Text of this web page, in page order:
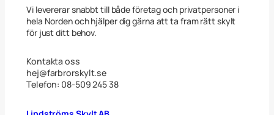
å
p
a
k
y
k
l
Vi levererar snabbt till både företag och privatpersoner i
hela Norden och hjälper dig gärna att ta fram rätt skylt
för just ditt behov.
Kontakta oss
hej@farbrorskylt.se
Telefon: 08-509 245 38